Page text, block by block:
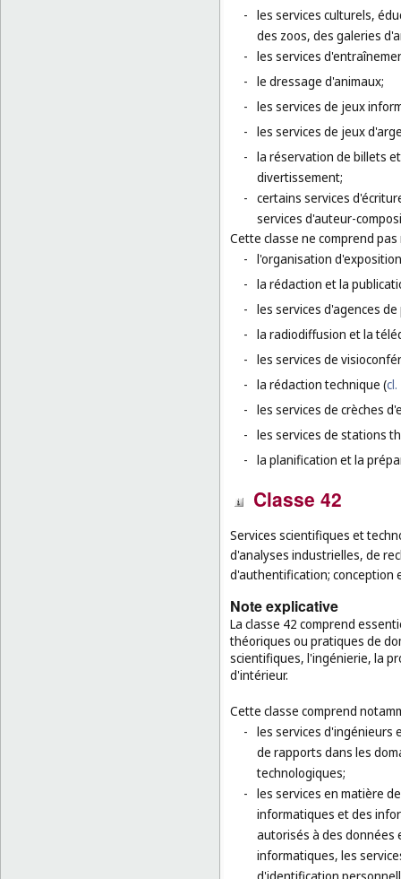
- les services culturels,
des zoos, des galeries
- les services
- le dressage d'animaux;
- les services de jeux
- les services de jeux
- la réservation de billets
divertissement;
- certains services
services d'auteur-
Cette classe ne comprend
- l'organisation
- la rédaction et la
- les services d'agences de
- la radiodiffusion et la
- les services de
- la rédaction technique (
- les services de crèches
- les services de stations
- la planification et la
Classe 42
Services scientifiques et
d'analyses industrielles, de
d'authentification; conception
Note explicative
La classe 42 comprend
théoriques ou pratiques de
scientifiques, l'ingénierie, la
d'intérieur.
Cette classe comprend
- les services d'ingénieurs
de rapports dans les
technologiques;
- les services en matière
informatiques et des
autorisés à des données
informatiques, les
d'identification